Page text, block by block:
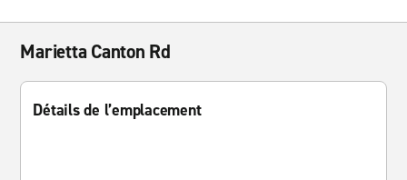
Marietta Canton Rd
Détails de l’emplacement